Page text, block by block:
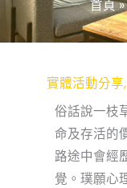
首頁
實體活動分享
俗話說一枝
命及存活的
路途中會經
覺。璞願心